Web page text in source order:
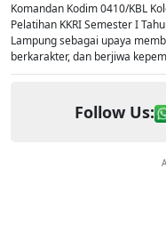
Komandan Kodim 0410/KBL
Pelatihan KKRI Semester I
Lampung sebagai upaya
berkarakter, dan berjiwa
Follow Us: